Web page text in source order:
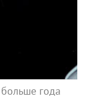
года